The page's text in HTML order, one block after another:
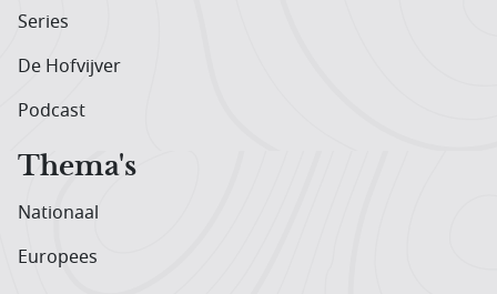
Series
De Hofvijver
Podcast
Thema's
Nationaal
Europees